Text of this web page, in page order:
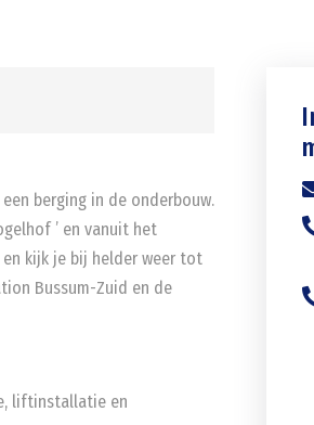
berging in de onderbouw.
’ en vanuit het
kijk je bij helder weer tot
Bussum-Zuid en de
liftinstallatie en